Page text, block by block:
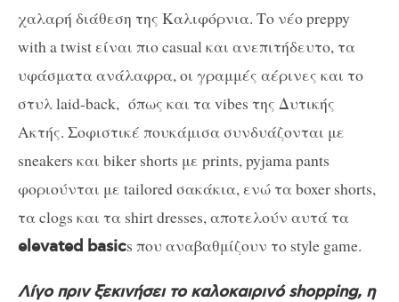
χαλαρή διάθεση της Καλιφόρνια. Το νέο preppy
with a twist είναι πιο casual και ανεπιτήδευτο, τα
υφάσματα ανάλαφρα, οι γραμμές αέρινες και το
στυλ laid-back, όπως και τα vibes της Δυτικής
Ακτής. Σοφιστικέ πουκάμισα συνδυάζονται με
sneakers και biker shorts με prints, pyjama pants
φοριούνται με tailored σακάκια, ενώ τα boxer shorts,
τα clogs και τα shirt dresses, αποτελούν αυτά τα
elevated basics που αναβαθμίζουν το style game.
Λίγο πριν ξεκινήσει το καλοκαιρινό shopping, η